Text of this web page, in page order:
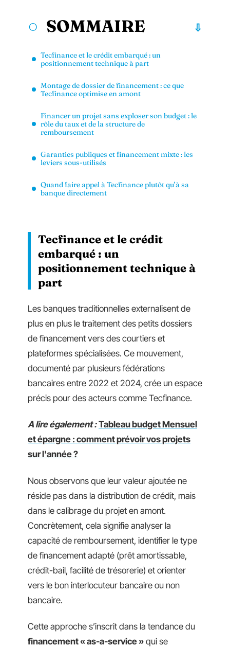
SOMMAIRE
Tecfinance et le crédit embarqué : un
positionnement technique à part
Montage de dossier de financement : ce que
Tecfinance optimise en amont
Financer un projet sans exploser son budget : le
rôle du taux et de la structure de
remboursement
Garanties publiques et financement mixte : les
leviers sous-utilisés
Quand faire appel à Tecfinance plutôt qu’à sa
banque directement
Tecfinance et le crédit
embarqué : un
positionnement technique à
part
Les banques traditionnelles externalisent de
plus en plus le traitement des petits dossiers
de financement vers des courtiers et
plateformes spécialisées. Ce mouvement,
documenté par plusieurs fédérations
bancaires entre 2022 et 2024, crée un espace
précis pour des acteurs comme Tecfinance.
A lire également : Tableau budget Mensuel
et épargne : comment prévoir vos projets
sur l'année ?
Nous observons que leur valeur ajoutée ne
réside pas dans la distribution de crédit, mais
dans le calibrage du projet en amont.
Concrètement, cela signifie analyser la
capacité de remboursement, identifier le type
de financement adapté (prêt amortissable,
crédit-bail, facilité de trésorerie) et orienter
vers le bon interlocuteur bancaire ou non
bancaire.
Cette approche s’inscrit dans la tendance du
financement « as-a-service » qui se